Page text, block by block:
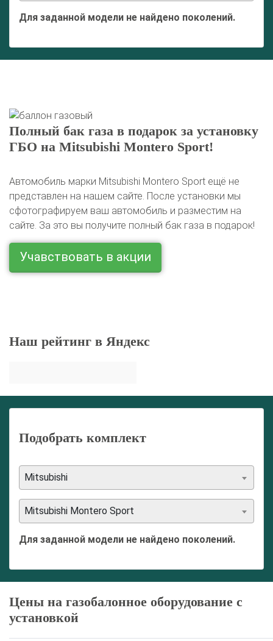
Для заданной модели не найдено поколений.
Полный бак газа в подарок за установку
ГБО на Mitsubishi Montero Sport!
Автомобиль марки Mitsubishi Montero Sport ещё не
представлен на нашем сайте. После установки мы
сфотографируем ваш автомобиль и разместим на
сайте. За это вы получите полный бак газа в подарок!
Учавствовать в акции
Наш рейтинг в Яндекс
Подобрать комплект
Mitsubishi
Mitsubishi Montero Sport
Для заданной модели не найдено поколений.
Цены на газобалонное оборудование с
установкой